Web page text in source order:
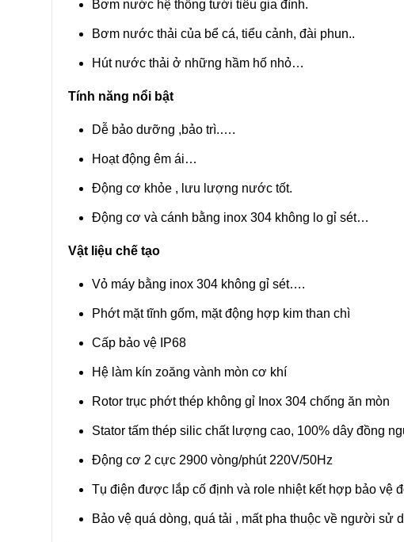
Bơm nước hệ thống tưới tiêu gia đình.
Bơm nước thải của bể cá, tiểu cảnh, đài phun..
Hút nước thải ở những hầm hố nhỏ…
Tính năng nổi bật
Dễ bảo dưỡng ,bảo trì.….
Hoạt động êm ái…
Động cơ khỏe , lưu lượng nước tốt.
Động cơ và cánh bằng inox 304 không lo gỉ sét…
Vật liệu chế tạo
Vỏ máy bằng inox 304 không gỉ sét….
Phớt mặt tĩnh gốm, mặt động hợp kim than chì
Cấp bảo vệ IP68
Hệ làm kín zoăng vành mòn cơ khí
Rotor trục phớt thép không gỉ Inox 304 chống ăn mòn
Stator tấm thép silic chất lượng cao, 100% dây đồng
Động cơ 2 cực 2900 vòng/phút 220V/50Hz
Tụ điện được lắp cố định và role nhiệt kết hợp bảo vệ
Bảo vệ quá dòng, quá tải , mất pha thuộc về người sử